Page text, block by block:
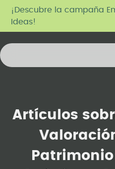
¡Descubre la campaña
Ideas!
Artículos